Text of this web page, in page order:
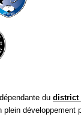
du district
plein développement